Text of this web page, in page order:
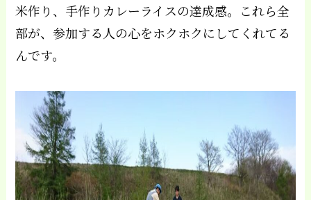
米作り、手作りカレーライスの達成感。これら全
部が、参加する人の心をホクホクにしてくれてる
んです。